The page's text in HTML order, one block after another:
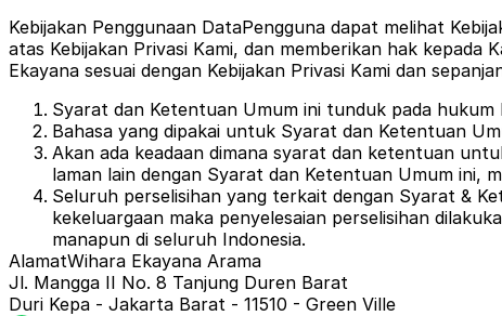
Kebijakan Penggunaan DataPengguna dapat melihat
atas Kebijakan Privasi Kami, dan memberikan hak
Ekayana sesuai dengan Kebijakan Privasi Kami dan
Syarat dan Ketentuan Umum ini tunduk pada hukum
Bahasa yang dipakai untuk Syarat dan Ketentuan
Akan ada keadaan dimana syarat dan ketentuan
laman lain dengan Syarat dan Ketentuan Umum ini,
Seluruh perselisihan yang terkait dengan Syarat &
kekeluargaan maka penyelesaian perselisihan
manapun di seluruh Indonesia.
AlamatWihara Ekayana Arama
Jl. Mangga II No. 8 Tanjung Duren Barat
Duri Kepa - Jakarta Barat - 11510 - Green Ville